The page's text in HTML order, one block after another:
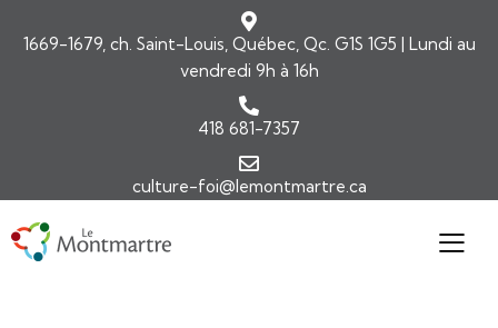
1669-1679, ch. Saint-Louis, Québec, Qc. G1S 1G5 | Lundi au
vendredi 9h à 16h
418 681-7357
culture-foi@lemontmartre.ca